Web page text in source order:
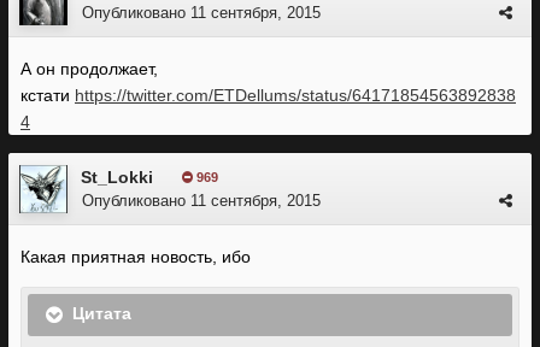
Опубликовано 11 сентября, 2015
А он продолжает,
кстати https://twitter.com/ETDellums/status/64171854563892838
4
St_Lokki 969
Опубликовано 11 сентября, 2015
Какая приятная новость, ибо
Цитата